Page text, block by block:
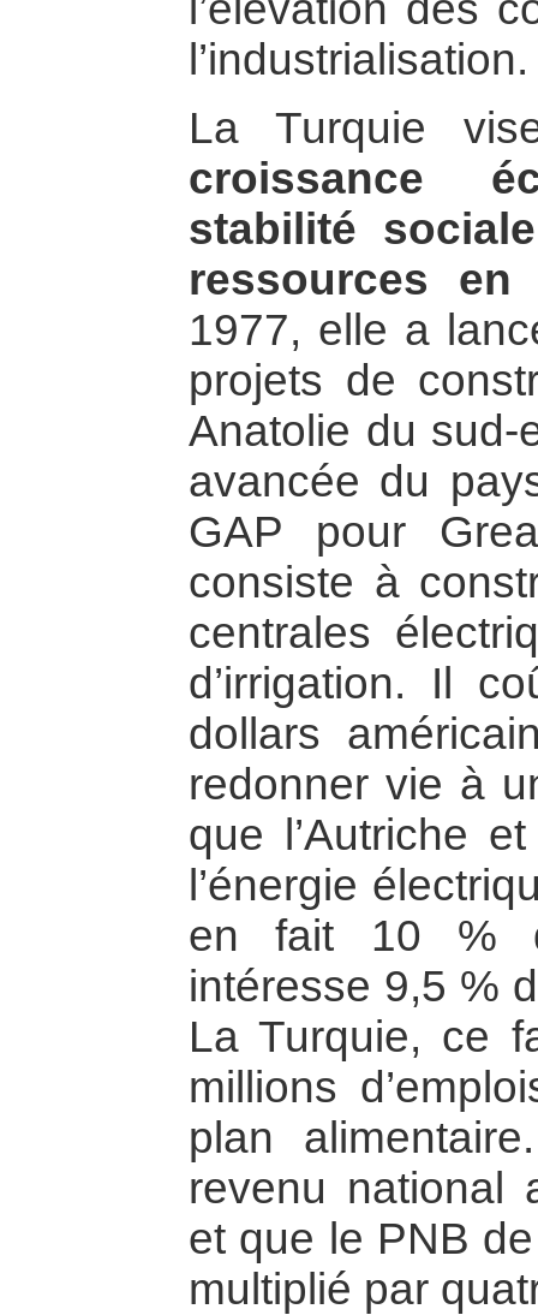
l’industrialisation.
La Turquie
croissance
stabilité
ressources
1977, elle a
projets de
Anatolie du sud-
avancée du
GAP pour
consiste à
centrales
d’irrigation. Il
dollars
redonner vie à
que l’Autriche
l’énergie
en fait 10 %
intéresse 9,5 %
La Turquie, ce
millions
plan
revenu national
et que le PNB
multiplié par